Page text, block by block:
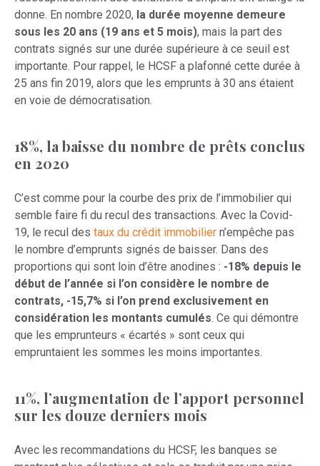
donne. En nombre 2020, la durée moyenne demeure
sous les 20 ans (19 ans et 5 mois), mais la part des
contrats signés sur une durée supérieure à ce seuil est
importante. Pour rappel, le HCSF a plafonné cette durée à
25 ans fin 2019, alors que les emprunts à 30 ans étaient
en voie de démocratisation.
18%, la baisse du nombre de prêts conclus
en 2020
C’est comme pour la courbe des prix de l’immobilier qui
semble faire fi du recul des transactions. Avec la Covid-
19, le recul des taux du crédit immobilier n’empêche pas
le nombre d’emprunts signés de baisser. Dans des
proportions qui sont loin d’être anodines : -18% depuis le
début de l’année si l’on considère le nombre de
contrats, -15,7% si l’on prend exclusivement en
considération les montants cumulés. Ce qui démontre
que les emprunteurs « écartés » sont ceux qui
empruntaient les sommes les moins importantes.
11%, l’augmentation de l’apport personnel
sur les douze derniers mois
Avec les recommandations du HCSF, les banques se